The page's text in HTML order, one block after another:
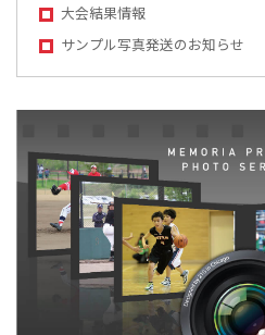
大会結果情報
サンプル写真発送のお知らせ